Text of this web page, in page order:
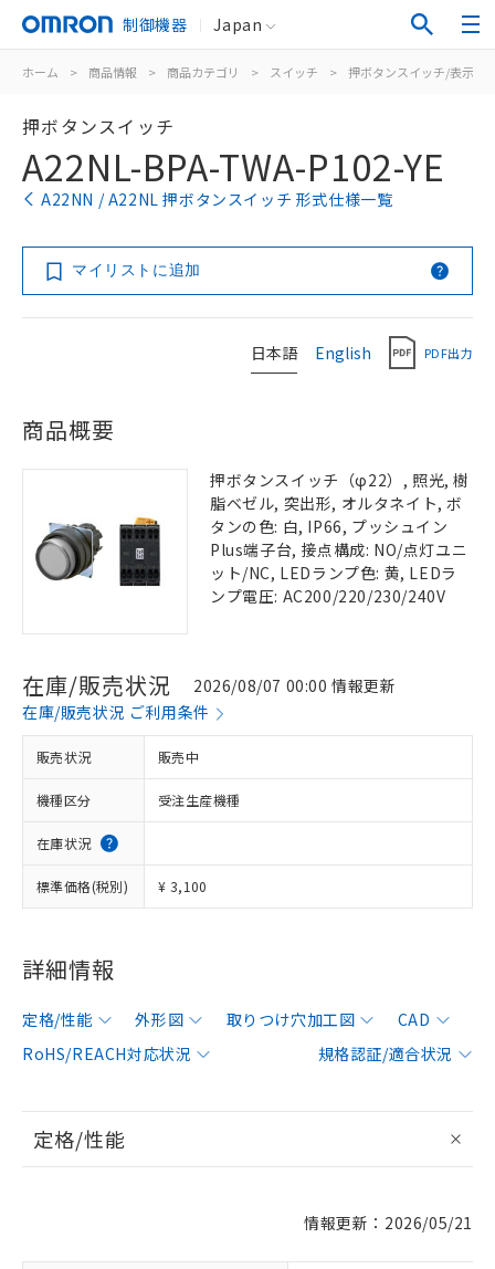
制御機器 Japan
ホーム > 商品情報 > 商品カテゴリ > スイッチ > 押ボタンスイッチ/表示灯
押ボタンスイッチ
A22NL-BPA-TWA-P102-YE
A22NN / A22NL 押ボタンスイッチ 形式仕様一覧
マイリストに追加
日本語 English PDF出力
商品概要
押ボタンスイッチ（φ22）, 照光, 樹
脂ベゼル, 突出形, オルタネイト, ボ
タンの色: 白, IP66, プッシュイン
Plus端子台, 接点構成: NO/点灯ユニ
ット/NC, LEDランプ色: 黄, LEDラ
ンプ電圧: AC200/220/230/240V
在庫/販売状況
2026/08/07 00:00 情報更新
在庫/販売状況 ご利用条件
販売状況 販売中
機種区分 受注生産機種
在庫状況
標準価格(税別) ¥ 3,100
詳細情報
定格/性能 外形図 取りつけ穴加工図
CAD
RoHS/REACH対応状況
規格認証/適合状況
定格/性能
情報更新：2026/05/21